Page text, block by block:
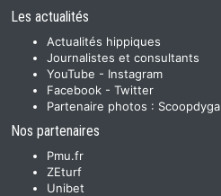
Les actualités
Actualités hippiques
Journalistes et consultants
YouTube - Instagram
Facebook - Twitter
Partenaire photos : Scoopdyga
Nos partenaires
Pmu.fr
ZEturf
Unibet